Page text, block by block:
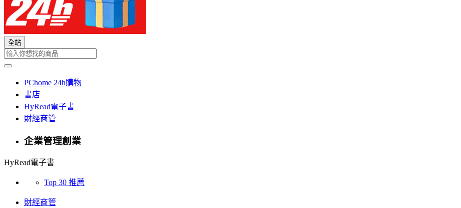
全站
PChome 24h購物
書店
HyRead電子書
財經商管
企業管理創業
HyRead電子書
Top 30 推薦
財經商管